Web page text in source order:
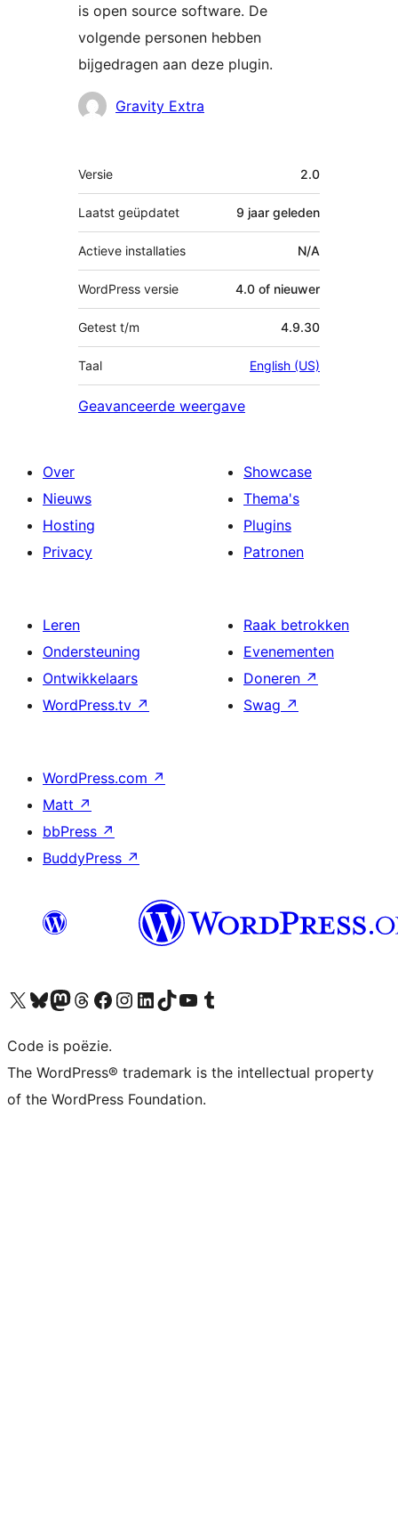
is open source software. De
volgende personen hebben
bijgedragen aan deze plugin.
BijdragersGravity Extra
Meta
Versie 2.0
Laatst geüpdatet 9 jaar geleden
Actieve installaties N/A
WordPress versie 4.0 of nieuwer
Getest t/m 4.9.30
Taal English (US)
Geavanceerde weergave
Over
Nieuws
Hosting
Privacy
Showcase
Thema's
Plugins
Patronen
Leren
Ondersteuning
Ontwikkelaars
WordPress.tv ↗
Raak betrokken
Evenementen
Doneren ↗
Swag ↗
WordPress.com ↗
Matt ↗
bbPress ↗
BuddyPress ↗
Bezoek ons X (voorheen Twitter) account
Bezoek ons Bluesky account
Bezoek ons Mastodon account
Bezoek ons Threads account
Onze Facebook pagina bezoeken
Bezoek ons Instagram account
Bezoek ons LinkedIn account
Bezoek ons TikTok account
Bezoek ons YouTube kanaalBezoek ons Tumblr account
Code is poëzie.
The WordPress® trademark is the intellectual property
of the WordPress Foundation.